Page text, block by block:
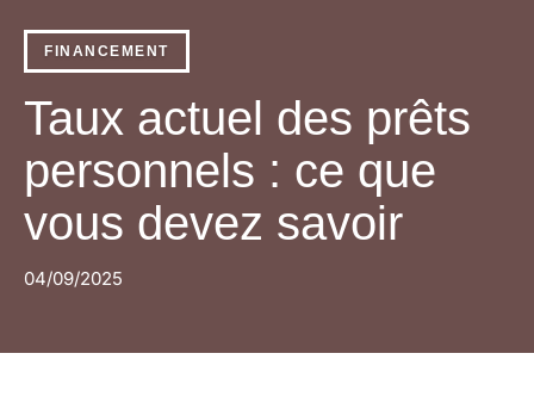
FINANCEMENT
Taux actuel des prêts
personnels : ce que
vous devez savoir
04/09/2025